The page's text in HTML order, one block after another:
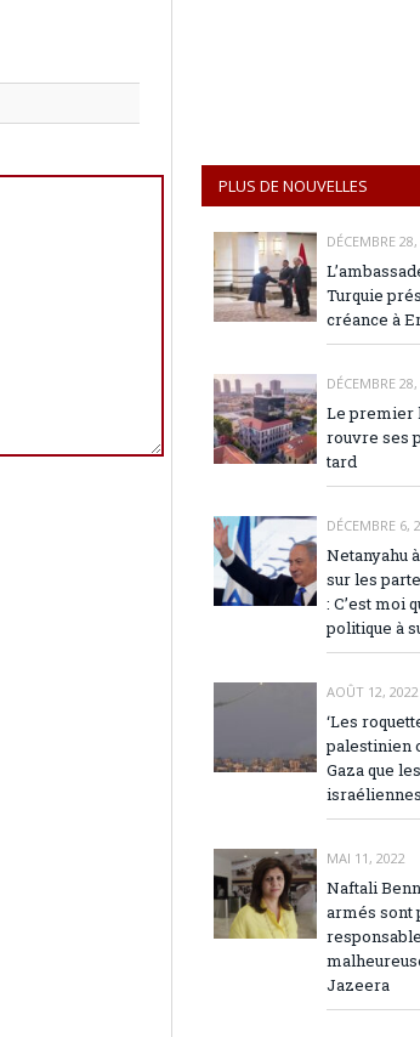
PLUS DE NOUVELLES
DÉCEMBRE
Turquie
créance à
DÉCEMBRE
Le premier
rouvre ses
tard
DÉCEMBRE 6,
Netanyahu
sur les
: C’est moi
politique à
AOÛT 12, 2022
‘Les
palestinien
Gaza que
MAI 11, 2022
Naftali
armés sont
Jazeera